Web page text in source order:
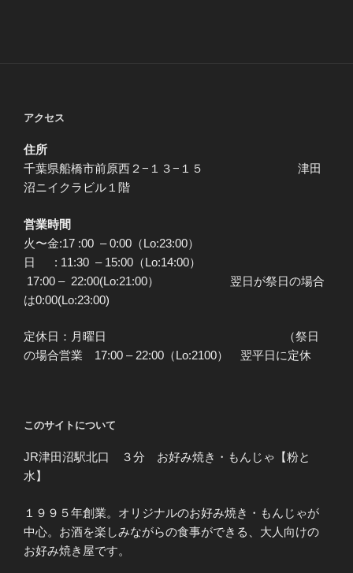
アクセス
住所
千葉県船橋市前原西２−１３−１５ 津田
沼ニイクラビル１階
営業時間
火〜金:17 :00 – 0:00（Lo:23:00）
日 : 11:30 – 15:00（Lo:14:00）
17:00 – 22:00(Lo:21:00） 翌日が祭日の場合
は0:00(Lo:23:00)
定休日：月曜日 （祭日
の場合営業 17:00 – 22:00（Lo:2100） 翌平日に定休
このサイトについて
JR津田沼駅北口 ３分 お好み焼き・もんじゃ【粉と
水】
１９９５年創業。オリジナルのお好み焼き・もんじゃが
中心。お酒を楽しみながらの食事ができる、大人向けの
お好み焼き屋です。